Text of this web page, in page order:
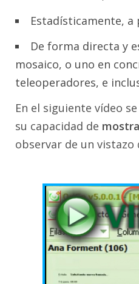
Estadísticamente,
De forma directa y
mosaico, o uno en
teleoperadores, e
En el siguiente vídeo
su capacidad de
observar de un vistazo